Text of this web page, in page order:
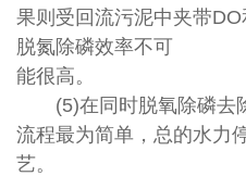
果则受回流污泥中夹带
脱氮除磷效率不可
能很高。
(5)在同时脱氧除磷去
流程最为简单，总的水力
艺。